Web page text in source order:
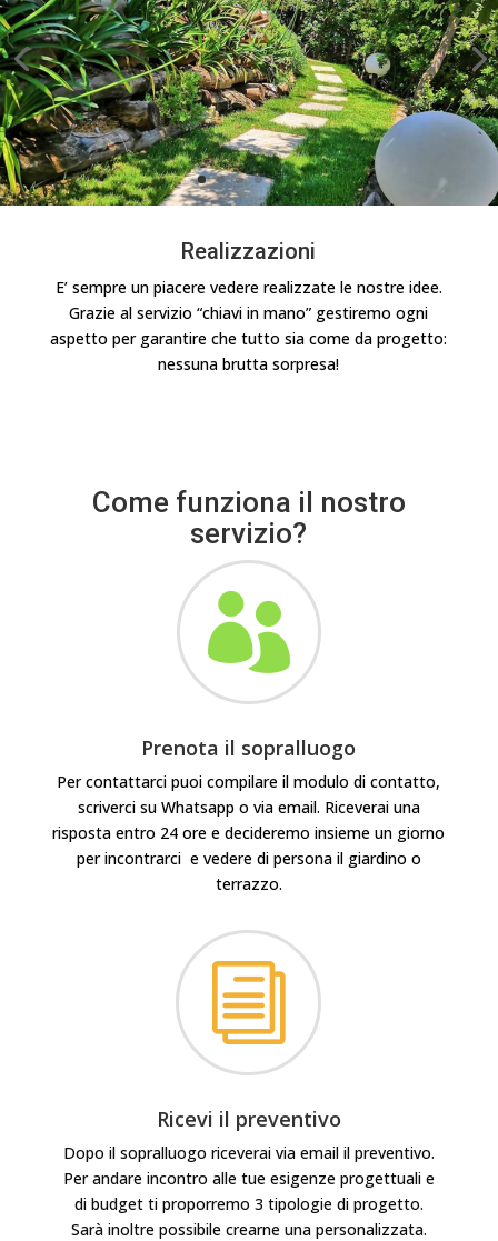
Realizzazioni
E’ sempre un piacere vedere realizzate le nostre idee.
Grazie al servizio “chiavi in mano” gestiremo ogni
aspetto per garantire che tutto sia come da progetto:
nessuna brutta sorpresa!
Come funziona il nostro
servizio?

Prenota il sopralluogo
Per contattarci puoi compilare il modulo di contatto,
scriverci su Whatsapp o via email. Riceverai una
risposta entro 24 ore e decideremo insieme un giorno
per incontrarci e vedere di persona il giardino o
terrazzo.
i
Ricevi il preventivo
Dopo il sopralluogo riceverai via email il preventivo.
Per andare incontro alle tue esigenze progettuali e
di budget ti proporremo 3 tipologie di progetto.
Sarà inoltre possibile crearne una personalizzata.